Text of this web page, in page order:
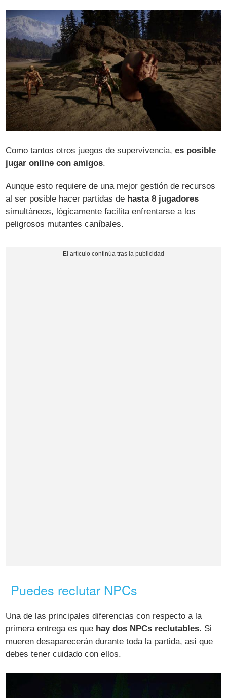
Como tantos otros juegos de supervivencia,es posible
jugar online con amigos.
Aunque esto requiere de una mejor gestión de recursos
al ser posible hacer partidas de hasta 8 jugadores
simultáneos, lógicamente facilita enfrentarse a los
peligrosos mutantes caníbales.
Puedes reclutar NPCs
Una de las principales diferencias con respecto a la
primera entrega es que hay dos NPCs reclutables. Si
mueren desaparecerán durante toda la partida, así que
debes tener cuidado con ellos.